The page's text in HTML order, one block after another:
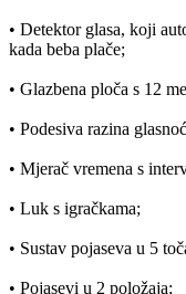
• Detektor glasa, koji
kada beba plače;
• Glazbena ploča s 12
• Podesiva razina
• Mjerač vremena s
• Luk s igračkama;
• Sustav pojaseva u 5
• Pojasevi u 2 položaja;